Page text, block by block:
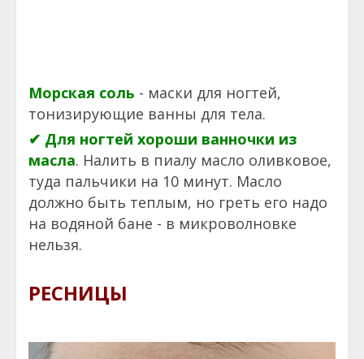
Морская соль - маски для ногтей,
тонизирующие ванны для тела.
✔ Для ногтей хороши ванночки из
масла. Налить в пиалу масло оливковое,
туда пальчики на 10 минут. Масло
должно быть теплым, но греть его надо
на водяной бане - в микроволновке
нельзя.
РЕСНИЦЫ